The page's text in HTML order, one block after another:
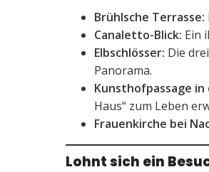
Brühlsche Terrasse:
Canaletto-Blick: Ein
Elbschlösser: Die
Panorama.
Kunsthofpassage
Haus“ zum Leben
Frauenkirche bei
Lohnt sich ein